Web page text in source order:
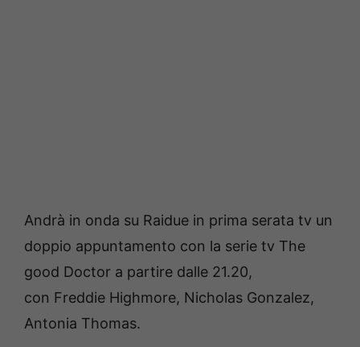
Andrà in onda su Raidue in prima serata tv un
doppio appuntamento con la serie tv The
good Doctor a partire dalle 21.20,
con Freddie Highmore, Nicholas Gonzalez,
Antonia Thomas.